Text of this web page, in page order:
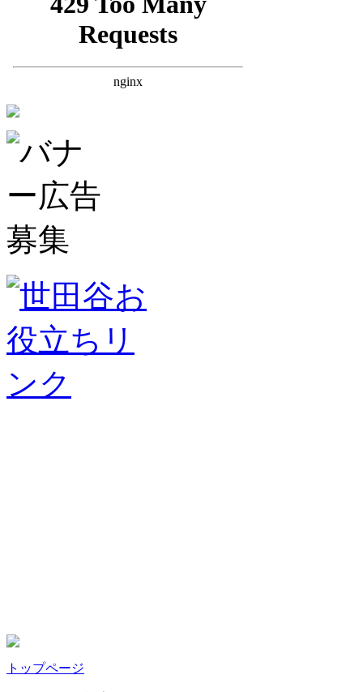
トップページ